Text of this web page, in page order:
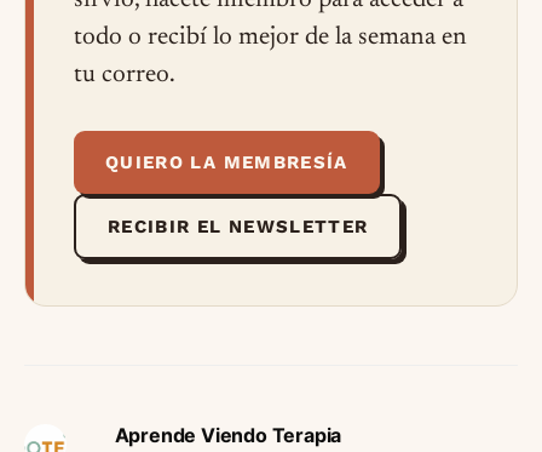
todo o recibí lo mejor de la semana en
tu correo.
QUIERO LA MEMBRESÍA
RECIBIR EL NEWSLETTER
Aprende Viendo Terapia